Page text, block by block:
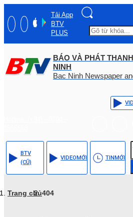
Tải App
BTV
PLUS
BÁO VÀ PHÁT
NINH
Bac Ninh Newspaper
BTV
(CŨ)
VIDEOMỚI TINMỚI
Trang chủ404